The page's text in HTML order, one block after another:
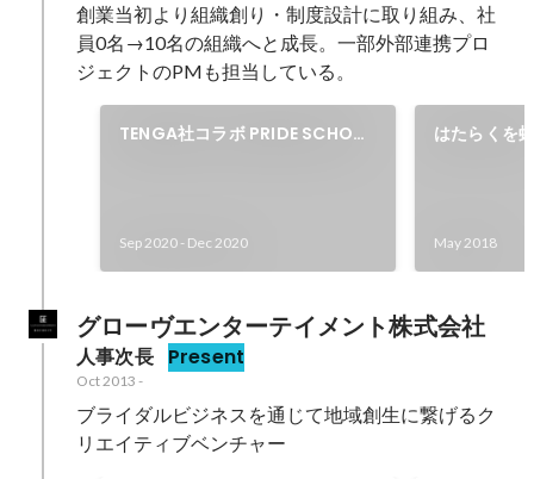
創業当初より組織創り・制度設計に取り組み、社
員0名→10名の組織へと成長。一部外部連携プロ
ジェクトのPMも担当している。
TENGA社コラボ PRIDE SCHOOL
Sep 2020 - Dec 2020
はたらくを
May 2018
グローヴエンターテイメント株式会社
人事次長 Present
Oct 2013 -
ブライダルビジネスを通じて地域創生に繋げるク
リエイティブベンチャー